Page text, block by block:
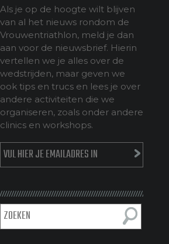
Als je op de hoogte wilt blijven
van al het nieuws rondom de
Vrouwentriathlon, meld je dan
aan voor de nieuwsbrief. Hierin
vertellen we je alles over de
wedstrijden, maar geven we
ook tips en trucs en lees je over
andere activiteiten die we
organiseren, zoals onder andere
clinics en workshops.